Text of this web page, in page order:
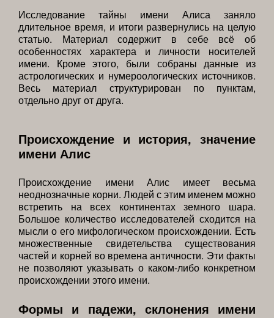
Исследование тайны имени Алиса заняло
длительное время, и итоги развернулись на целую
статью. Материал содержит в себе всё об
особенностях характера и личности носителей
имени. Кроме этого, были собраны данные из
астрологических и нумероологических источников.
Весь материал структурирован по пунктам,
отдельно друг от друга.
Происхождение и история, значение
имени Алис
Происхождение имени Алис имеет весьма
неоднозначные корни. Людей с этим именем можно
встретить на всех континентах земного шара.
Большое количество исследователей сходится на
мысли о его мифологическом происхождении. Есть
множественные свидетельства существования
частей и корней во времена античности. Эти факты
не позволяют указывать о каком-либо конкретном
происхождении этого имени.
Формы и падежи, склонения имени